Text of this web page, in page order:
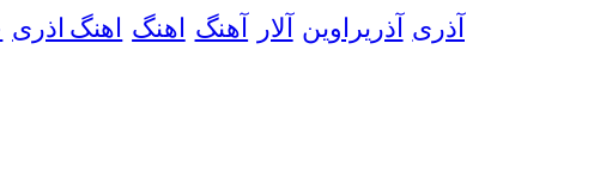
آذری آذریراوین آلار آهنگ اهنگ اهنگ اذری